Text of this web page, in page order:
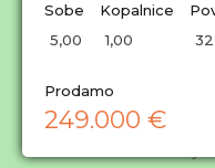
Sobe
5,00
Kopalnice
1,00
Prodamo
249.000 €
Hiše